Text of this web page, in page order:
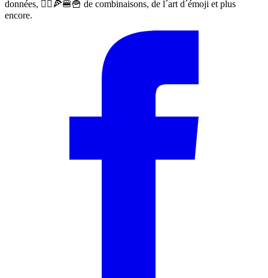
données, 🙅‍♀️🍕🍔🍟 de combinaisons, de l´art d´émoji et plus
encore.